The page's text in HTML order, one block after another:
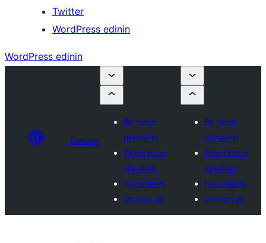
Twitter
WordPress edinin
WordPress edinin
Temalar
Bir tema
gönderin
Ticari tema
şirketleri
Favorilerim
Oturum aç
Bir tema
gönderin
Ticari tema
şirketleri
Favorilerim
Oturum aç